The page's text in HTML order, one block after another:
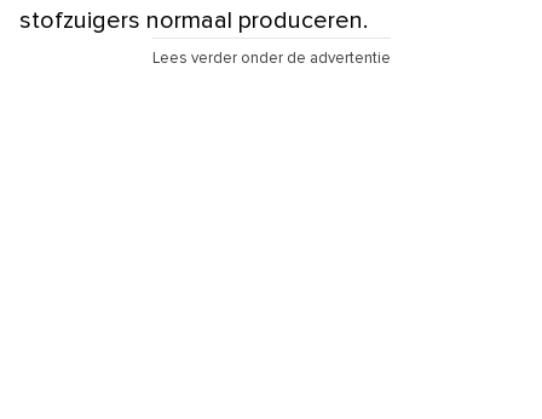
stofzuigers normaal produceren.
Lees verder onder de advertentie